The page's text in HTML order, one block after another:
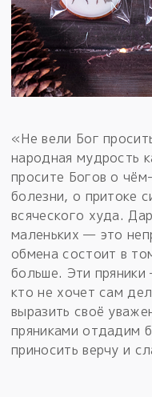
«Не вели Бог
народная мудрость
просите Богов о
болезни, о притоке
всяческого худа.
маленьких — это
обмена состоит в
больше. Эти
кто не хочет сам
выразить своё
пряниками отдадим
приносить верчу и